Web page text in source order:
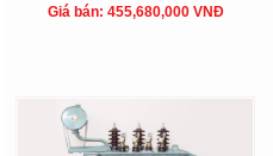
Giá bán: 455,680,000 VNĐ